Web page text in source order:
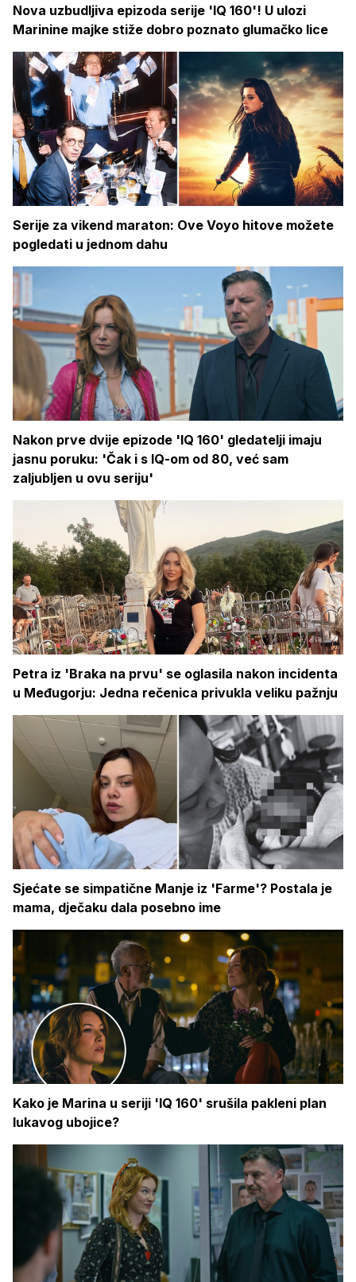
Nova uzbudljiva epizoda serije 'IQ 160'! U ulozi
Marinine majke stiže dobro poznato glumačko lice
Serije za vikend maraton: Ove Voyo hitove možete
pogledati u jednom dahu
Nakon prve dvije epizode 'IQ 160' gledatelji imaju
jasnu poruku: 'Čak i s IQ-om od 80, već sam
zaljubljen u ovu seriju'
Petra iz 'Braka na prvu' se oglasila nakon incidenta
u Međugorju: Jedna rečenica privukla veliku pažnju
Sjećate se simpatične Manje iz 'Farme'? Postala je
mama, dječaku dala posebno ime
Kako je Marina u seriji 'IQ 160' srušila pakleni plan
lukavog ubojice?